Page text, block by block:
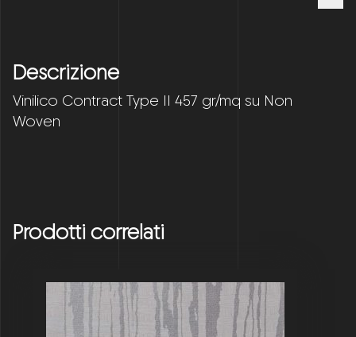
Descrizione
Vinilico Contract Type II 457 gr/mq su Non
Woven
Prodotti correlati